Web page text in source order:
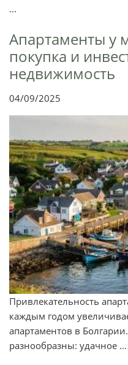
...
Апартаменты у
покупка и
недвижимость
04/09/2025
Привлекательность
каждым годом
апартаментов в
разнообразны: удачное ...